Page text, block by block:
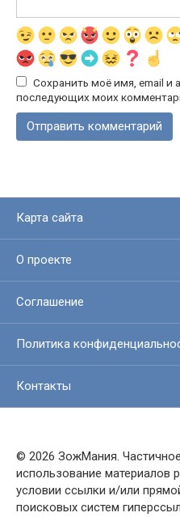
Сохранить моё имя, email и
последующих моих
Карта сайта
О проекте
Соглашение
Политика
Контакты
© 2026 ЗожМания.
использование материалов
условии ссылки и/или
поисковых систем